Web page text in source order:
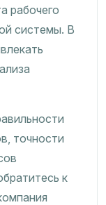
рабочего
системы. В
точности
к